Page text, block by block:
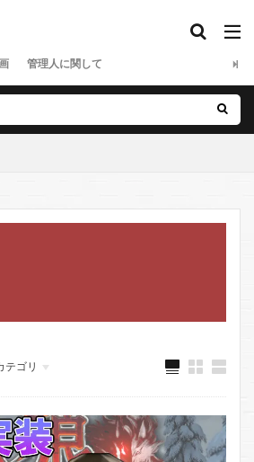
管理人に関して
テゴリ
識
ー
グ